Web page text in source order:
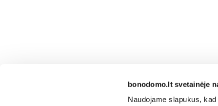
bonodomo.lt svetainėje
Naudojame slapukus,